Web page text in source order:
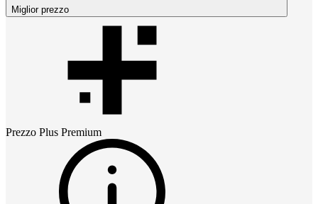
Miglior prezzo
Prezzo Plus Premium